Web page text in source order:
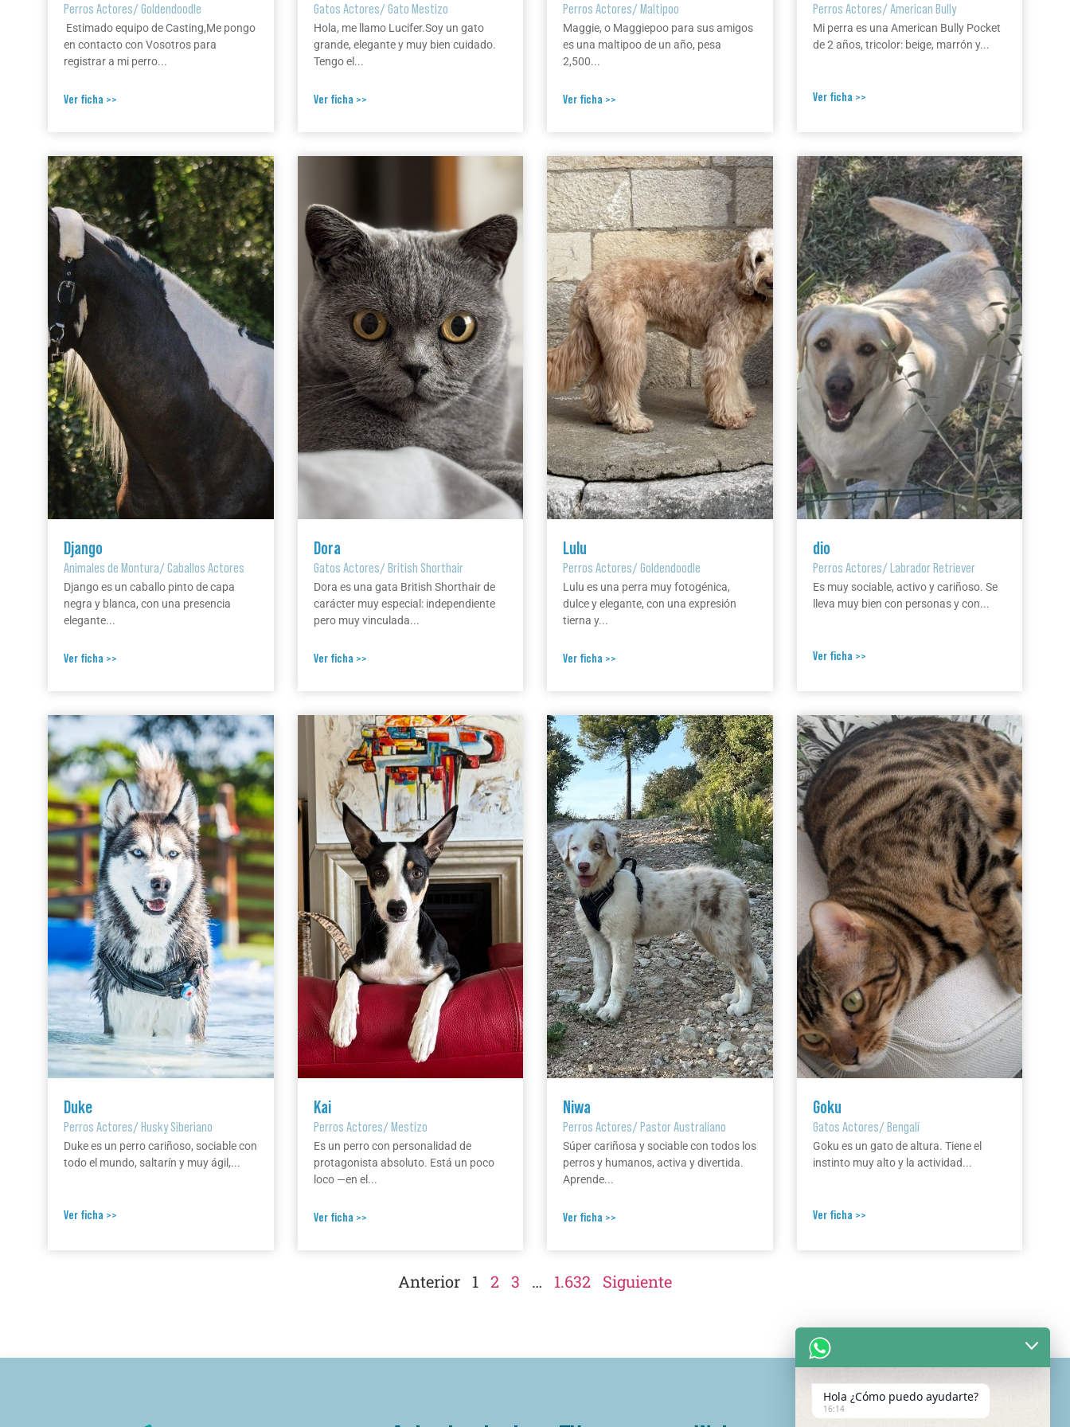
Perros Actores/Goldendoodle
Estimado equipo de Casting,Me pongo
en contacto con Vosotros para
registrar a mi perro...
Ver ficha >>
Gatos Actores/Gato Mestizo
Hola, me llamo Lucifer.Soy un gato
grande, elegante y muy bien cuidado.
Tengo el...
Ver ficha >>
Perros Actores/Maltipoo
Maggie, o Maggiepoo para sus amigos
es una maltipoo de un año, pesa
2,500...
Ver ficha >>
Perros Actores/American Bully
Mi perra es una American Bully Pocket
de 2 años, tricolor: beige, marrón y...
Ver ficha >>
Django
Animales de Montura/Caballos Actores
Django es un caballo pinto de capa
negra y blanca, con una presencia
elegante...
Ver ficha >>
Dora
Gatos Actores/British Shorthair
Dora es una gata British Shorthair de
carácter muy especial: independiente
pero muy vinculada...
Ver ficha >>
Lulu
Perros Actores/Goldendoodle
Lulu es una perra muy fotogénica,
dulce y elegante, con una expresión
tierna y...
Ver ficha >>
dio
Perros Actores/Labrador Retriever
Es muy sociable, activo y cariñoso. Se
lleva muy bien con personas y con...
Ver ficha >>
Duke
Perros Actores/Husky Siberiano
Duke es un perro cariñoso, sociable con
todo el mundo, saltarín y muy ágil,...
Ver ficha >>
Kai
Perros Actores/Mestizo
Es un perro con personalidad de
protagonista absoluto. Está un poco
loco —en el...
Ver ficha >>
Niwa
Perros Actores/Pastor Australiano
Súper cariñosa y sociable con todos los
perros y humanos, activa y divertida.
Aprende...
Ver ficha >>
Goku
Gatos Actores/Bengalí
Goku es un gato de altura. Tiene el
instinto muy alto y la actividad...
Ver ficha >>
Anterior 1 2 3 … 1.632 Siguiente
Hola ¿Cómo puedo ayudarte?
16:14